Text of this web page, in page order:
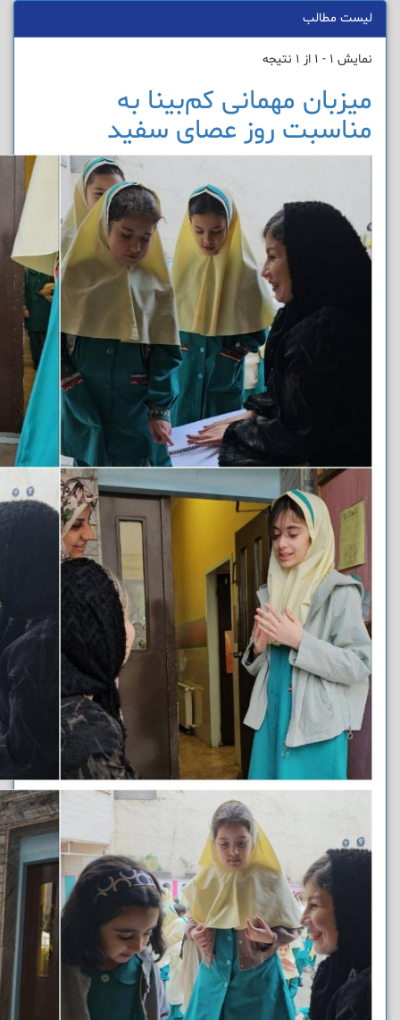
لیست مطالب
نمایش 1 - 1 از 1 نتیجه
میزبان مهمانی کم‌بینا به
مناسبت روز عصای سفید